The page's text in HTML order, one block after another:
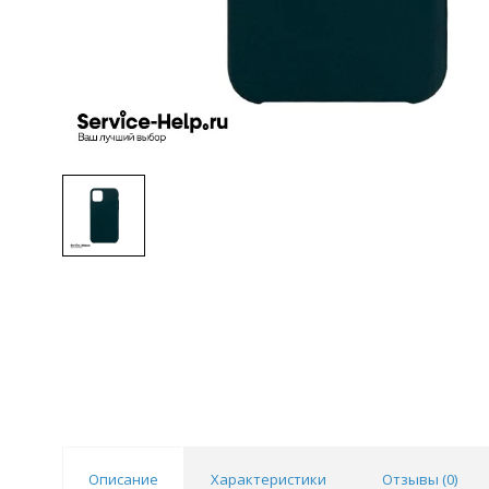
Описание Характеристики Отзывы (0)